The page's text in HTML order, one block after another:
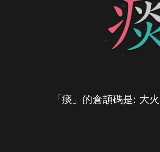
「痰」的倉頡碼是: 大